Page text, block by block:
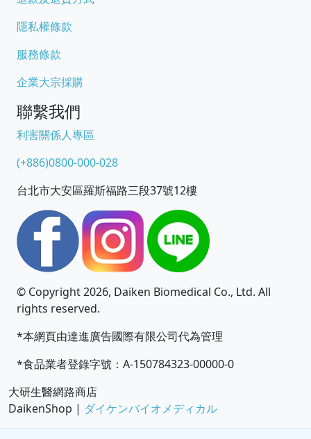
隱私權條款
服務條款
企業大宗採購
聯繫我們
利害關係人專區
(+886)0800-000-028
台北市大安區羅斯福路三段37號12樓
© Copyright 2026, Daiken Biomedical Co., Ltd. All
rights reserved.
*本網頁由達進廣告國際有限公司代為管理
*食品業者登錄字號：A-150784323-00000-0
大研生醫網路商店
DaikenShop | ダイケンバイオメディカル